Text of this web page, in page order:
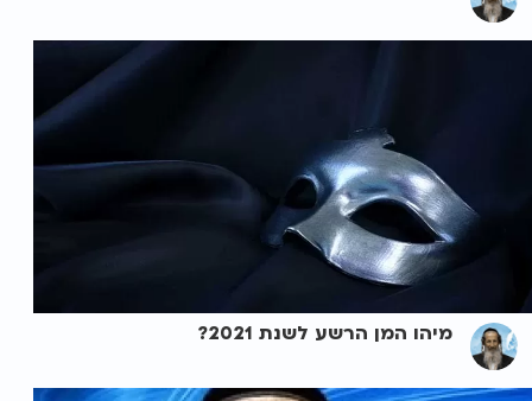
מיהו המן הרשע לשנת 2021?